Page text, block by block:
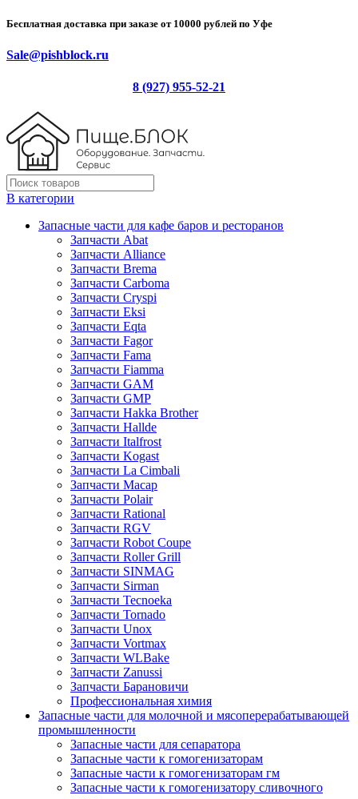
Бесплатная доставка при заказе от 10000 рублей по Уфе
Sale@pishblock.ru
8 (927) 955-52-21
В категории
Запасные части для кафе баров и ресторанов
Запчасти Abat
Запчасти Alliance
Запчасти Brema
Запчасти Carboma
Запчасти Cryspi
Запчасти Eksi
Запчасти Eqta
Запчасти Fagor
Запчасти Fama
Запчасти Fiamma
Запчасти GAM
Запчасти GMP
Запчасти Hakka Brother
Запчасти Hallde
Запчасти Italfrost
Запчасти Kogast
Запчасти La Cimbali
Запчасти Macap
Запчасти Polair
Запчасти Rational
Запчасти RGV
Запчасти Robot Coupe
Запчасти Roller Grill
Запчасти SINMAG
Запчасти Sirman
Запчасти Tecnoeka
Запчасти Tornado
Запчасти Unox
Запчасти Vortmax
Запчасти WLBake
Запчасти Zanussi
Запчасти Барановичи
Профессиональная химия
Запасные части для молочной и мясоперерабатывающей
промышленности
Запасные части для сепаратора
Запасные части к гомогенизаторам
Запасные части к гомогенизаторам гм
Запасные части к гомогенизатору сливочного